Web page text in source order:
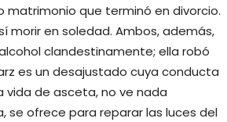
que terminó en divorcio.
morir en soledad. Ambos, además,
clandestinamente; ella robó
es un desajustado cuya conducta
de asceta, no ve nada
se ofrece para reparar las luces del